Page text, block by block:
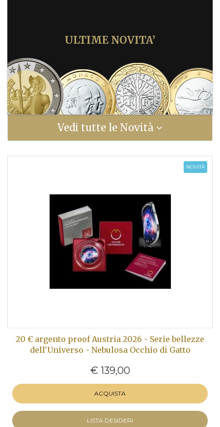
ULTIME NOVITA’
Vedi tutte le Novità
NOVITÀ
20 € argento proof Austria 2026 - Serie bellezze
dell'Universo - Nebulosa Occhio di Gatto
€ 139,00
ACQUISTA
LISTA DESIDERI